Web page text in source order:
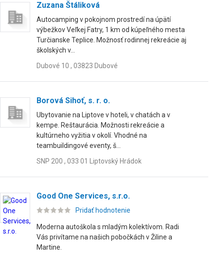
Zuzana Štáliková
Autocamping v pokojnom prostredí na úpätí
výbežkov Veľkej Fatry, 1 km od kúpeľného mesta
Turčianske Teplice. Možnosť rodinnej rekreácie aj
školských v...
Dubové 10 , 03823 Dubové
Borová Sihoť, s. r. o.
Ubytovanie na Liptove v hoteli, v chatách a v
kempe. Reštaurácia. Možnosti rekreácie a
kultúrneho vyžitia v okolí. Vhodné na
teambuildingové eventy, š...
SNP 200 , 033 01 Liptovský Hrádok
Good One Services, s.r.o.
Pridať hodnotenie
Moderna autoškola s mladým kolektívom. Radi
Vás privítame na našich pobočkách v Žiline a
Martine.